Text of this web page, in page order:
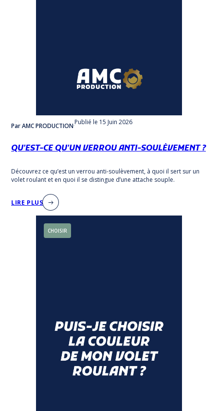
Par AMC PRODUCTIONPublié le 15 Juin 2026
QU'EST-CE QU'UN VERROU ANTI-SOULÈVEMENT ?
Découvrez ce qu’est un verrou anti-soulèvement, à quoi il sert sur un
volet roulant et en quoi il se distingue d’une attache souple.
LIRE PLUS
CHOISIR